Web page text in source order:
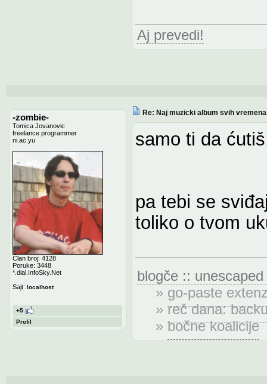
Aj prevedi!
-zombie-
Tomica Jovanovic
freelance programmer
ni.ac.yu
Član broj: 4128
Poruke: 3448
*.dial.InfoSky.Net
Sajt: localhost
+5
Profil
Re: Naj muzicki album svih vremena
samo ti da
pa tebi se
toliko o tvom
blogče ::
» go-paste
» reč dana:
» bočne koalicije